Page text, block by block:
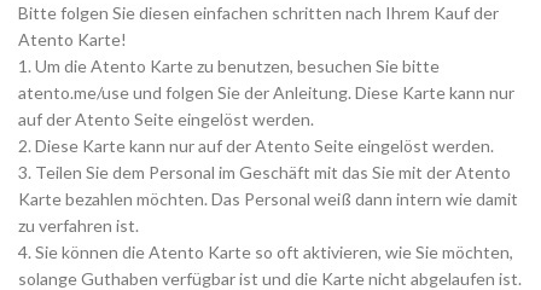
Bitte folgen Sie diesen einfachen schritten nach Ihrem Kauf der
Atento Karte!
1. Um die Atento Karte zu benutzen, besuchen Sie bitte
atento.me/use und folgen Sie der Anleitung. Diese Karte kann nur
auf der Atento Seite eingelöst werden.
2. Diese Karte kann nur auf der Atento Seite eingelöst werden.
3. Teilen Sie dem Personal im Geschäft mit das Sie mit der Atento
Karte bezahlen möchten. Das Personal weiß dann intern wie damit
zu verfahren ist.
4. Sie können die Atento Karte so oft aktivieren, wie Sie möchten,
solange Guthaben verfügbar ist und die Karte nicht abgelaufen ist.